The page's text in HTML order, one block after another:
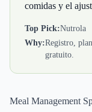
comidas y el
Top Pick:Nutrola
Why:Registro,
gratuito.
Meal Management